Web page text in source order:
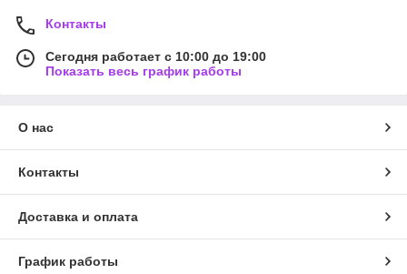
Контакты
Сегодня работает с 10:00 до 19:00
Показать весь график работы
О нас
Контакты
Доставка и оплата
График работы